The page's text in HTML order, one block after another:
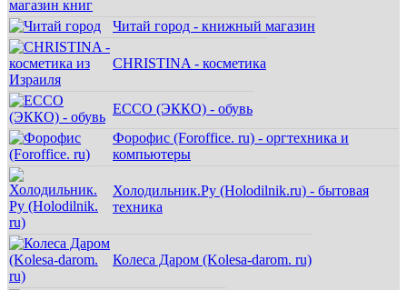
Читай город - книжный магазин
CHRISTINA - косметика
ECCO (ЭККО) - обувь
Форофис (Foroffice. ru) - оргтехника и
компьютеры
Холодильник.Ру (Holodilnik.ru) - бытовая
техника
Колеса Даром (Kolesa-darom. ru)